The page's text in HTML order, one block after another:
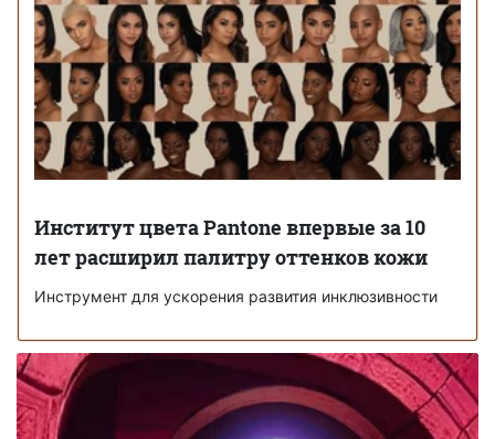
Институт цвета Pantone впервые за 10
лет расширил палитру оттенков кожи
Инструмент для ускорения развития инклюзивности